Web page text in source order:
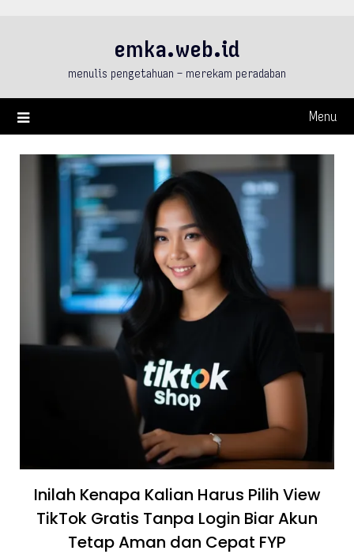
emka.web.id
menulis pengetahuan – merekam peradaban
Menu
Inilah Kenapa Kalian Harus Pilih View
TikTok Gratis Tanpa Login Biar Akun
Tetap Aman dan Cepat FYP